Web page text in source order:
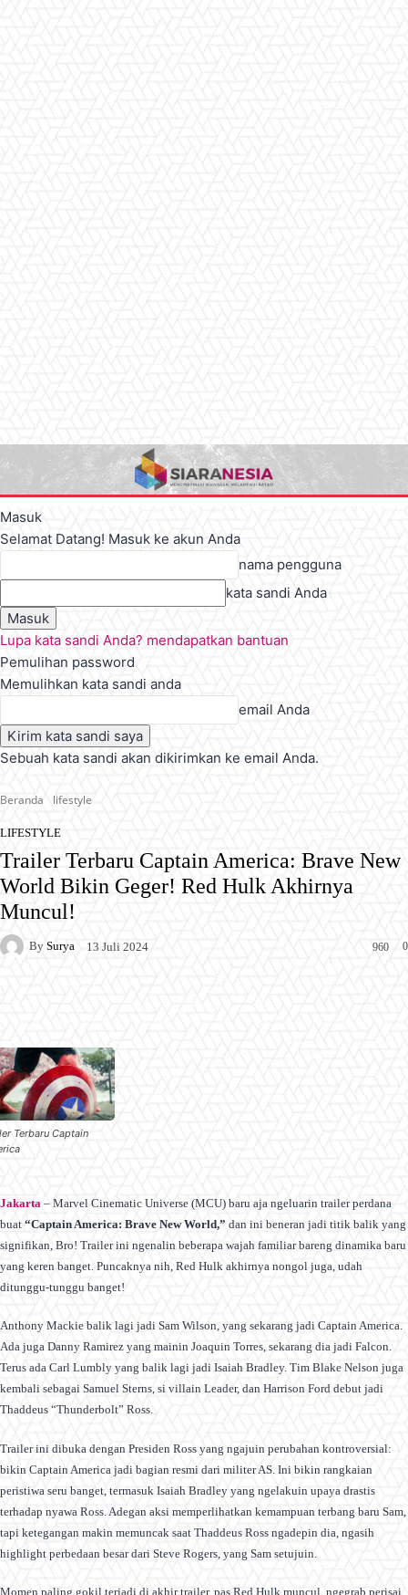
Masuk
Selamat Datang! Masuk ke akun Anda
nama pengguna
kata sandi Anda
Lupa kata sandi Anda? mendapatkan bantuan
Pemulihan password
Memulihkan kata sandi anda
email Anda
Sebuah kata sandi akan dikirimkan ke email Anda.
Beranda lifestyle
LIFESTYLE
Trailer Terbaru Captain America: Brave New
World Bikin Geger! Red Hulk Akhirnya
Muncul!
By Surya 13 Juli 2024 0
960
Terbaru Captain
Jakarta – Marvel Cinematic Universe (MCU) baru aja ngeluarin trailer perdana
buat “Captain America: Brave New World,” dan ini beneran jadi titik balik yang
signifikan, Bro! Trailer ini ngenalin beberapa wajah familiar bareng dinamika baru
yang keren banget. Puncaknya nih, Red Hulk akhirnya nongol juga, udah
ditunggu-tunggu banget!
Anthony Mackie balik lagi jadi Sam Wilson, yang sekarang jadi Captain America.
Ada juga Danny Ramirez yang mainin Joaquin Torres, sekarang dia jadi Falcon.
Terus ada Carl Lumbly yang balik lagi jadi Isaiah Bradley. Tim Blake Nelson juga
kembali sebagai Samuel Sterns, si villain Leader, dan Harrison Ford debut jadi
Thaddeus “Thunderbolt” Ross.
Trailer ini dibuka dengan Presiden Ross yang ngajuin perubahan kontroversial:
bikin Captain America jadi bagian resmi dari militer AS. Ini bikin rangkaian
peristiwa seru banget, termasuk Isaiah Bradley yang ngelakuin upaya drastis
terhadap nyawa Ross. Adegan aksi memperlihatkan kemampuan terbang baru Sam,
tapi ketegangan makin memuncak saat Thaddeus Ross ngadepin dia, ngasih
highlight perbedaan besar dari Steve Rogers, yang Sam setujuin.
Momen paling gokil terjadi di akhir trailer, pas Red Hulk muncul, ngegrab perisai